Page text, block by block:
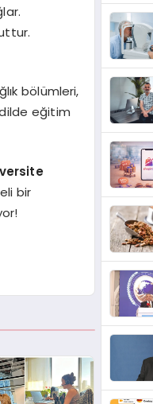
bölümleri,
eğitim
bir